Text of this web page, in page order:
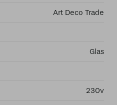
Art Deco Trade
Glas
230v